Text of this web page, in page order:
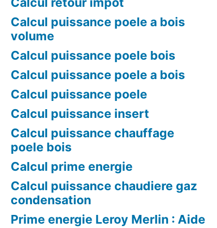
Calcul puissance poele a bois
volume
Calcul puissance poele bois
Calcul puissance poele a bois
Calcul puissance poele
Calcul puissance insert
Calcul puissance chauffage
poele bois
Calcul prime energie
Calcul puissance chaudiere gaz
condensation
Prime energie Leroy Merlin : Aide